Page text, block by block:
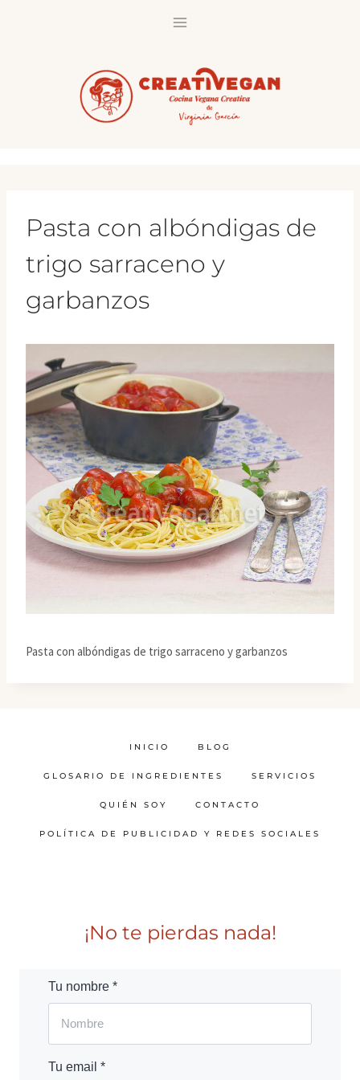
Pasta con albóndigas de
trigo sarraceno y
garbanzos
Pasta con albóndigas de trigo sarraceno y garbanzos
INICIO BLOG
GLOSARIO DE INGREDIENTES SERVICIOS
QUIÉN SOY CONTACTO
POLÍTICA DE PUBLICIDAD Y REDES SOCIALES
¡No te pierdas nada!
Tu nombre *
Tu email *